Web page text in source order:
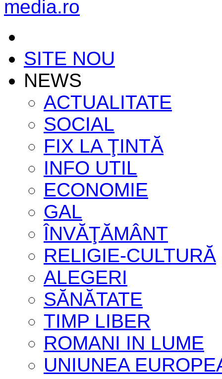
SITE NOU
NEWS
ACTUALITATE
SOCIAL
FIX LA ŢINTĂ
INFO UTIL
ECONOMIE
GAL
ÎNVĂŢĂMÂNT
RELIGIE-CULTURĂ
ALEGERI
SĂNĂTATE
TIMP LIBER
ROMANI IN LUME
UNIUNEA